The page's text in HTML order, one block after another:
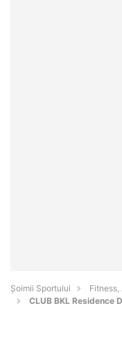
Șoimii Sportului
CLUB BKL Residence